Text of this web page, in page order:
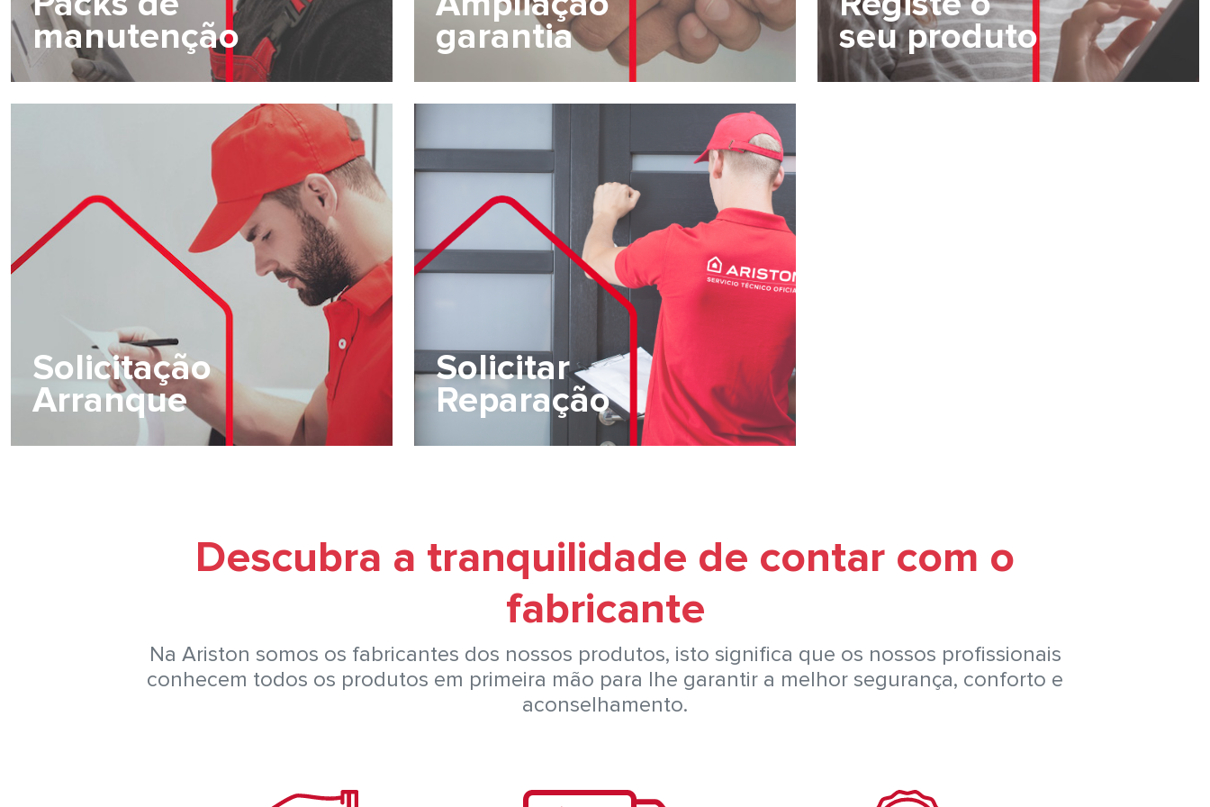
manutenção garantia seu produto
Solicitação
Arranque
Solicitar
Reparação
Descubra a tranquilidade de contar com o
fabricante
Na Ariston somos os fabricantes dos nossos produtos, isto significa que os nossos profissionais
conhecem todos os produtos em primeira mão para lhe garantir a melhor segurança, conforto e
aconselhamento.